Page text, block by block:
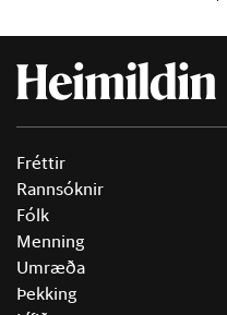
Fréttir
Rannsóknir
Fólk
Menning
Umræða
Þekking